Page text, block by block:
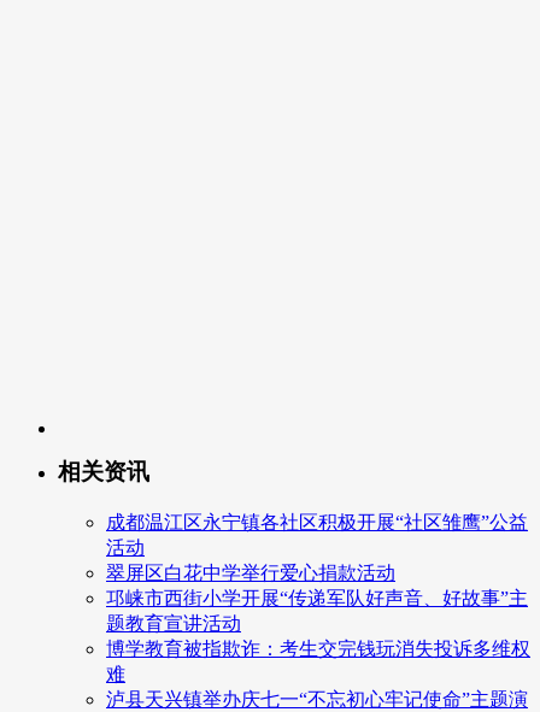
相关资讯
成都温江区永宁镇各社区积极开展“社区雏鹰”公益
活动
翠屏区白花中学举行爱心捐款活动
邛崃市西街小学开展“传递军队好声音、好故事”主
题教育宣讲活动
博学教育被指欺诈：考生交完钱玩消失投诉多维权
难
泸县天兴镇举办庆七一“不忘初心牢记使命”主题演